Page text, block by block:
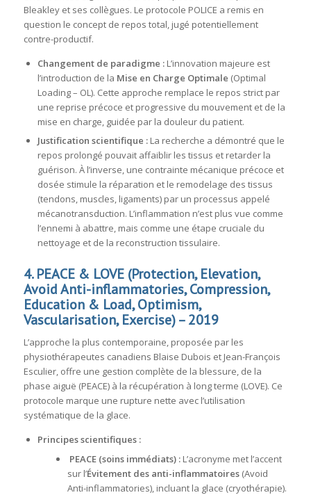
Bleakley et ses collègues. Le protocole POLICE a remis en
question le concept de repos total, jugé potentiellement
contre-productif.
Changement de paradigme :L’innovation majeure est
l’introduction de la Mise en Charge Optimale (Optimal
Loading – OL). Cette approche remplace le repos strict par
une reprise précoce et progressive du mouvement et de la
mise en charge, guidée par la douleur du patient.
Justification scientifique :La recherche a démontré que le
repos prolongé pouvait affaiblir les tissus et retarder la
guérison. À l’inverse, une contrainte mécanique précoce et
dosée stimule la réparation et le remodelage des tissus
(tendons, muscles, ligaments) par un processus appelé
mécanotransduction. L’inflammation n’est plus vue comme
l’ennemi à abattre, mais comme une étape cruciale du
nettoyage et de la reconstruction tissulaire.
4. PEACE & LOVE (Protection, Elevation,
Avoid Anti-inflammatories, Compression,
Education & Load, Optimism,
Vascularisation, Exercise) – 2019
L’approche la plus contemporaine, proposée par les
physiothérapeutes canadiens Blaise Dubois et Jean-François
Esculier, offre une gestion complète de la blessure, de la
phase aiguë (PEACE) à la récupération à long terme (LOVE). Ce
protocole marque une rupture nette avec l’utilisation
systématique de la glace.
Principes scientifiques :
PEACE (soins immédiats) :L’acronyme met l’accent
sur l’Évitement des anti-inflammatoires(Avoid
Anti-inflammatories), incluant la glace (cryothérapie).